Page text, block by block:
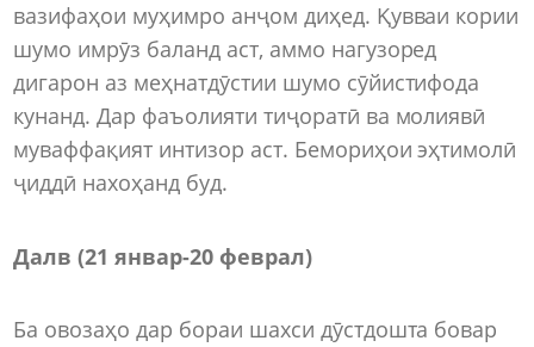
вазифаҳои муҳимро анҷом диҳед. Қувваи кории
шумо имрӯз баланд аст, аммо нагузоред
дигарон аз меҳнатдӯстии шумо сӯйистифода
кунанд. Дар фаъолияти тиҷоратӣ ва молиявӣ
муваффақият интизор аст. Бемориҳои эҳтимолӣ
ҷиддӣ нахоҳанд буд.
Далв (21 январ-20 феврал)
Ба овозаҳо дар бораи шахси дӯстдошта бовар